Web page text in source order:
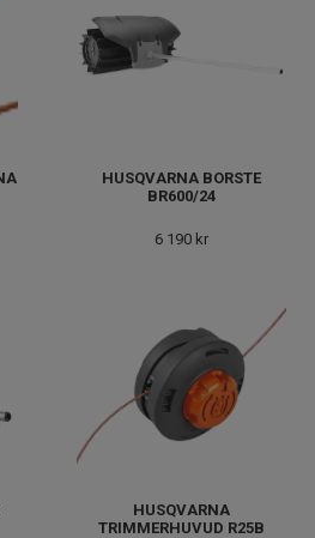
HUSQVARNA BORSTE
BR600/24
6 190 kr
HUSQVARNA
TRIMMERHUVUD R25B